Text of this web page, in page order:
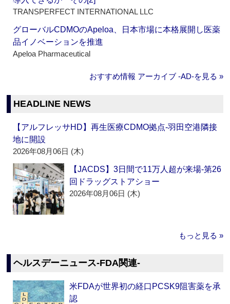
TRANSPERFECT INTERNATIONAL LLC
グローバルCDMOのApeloa、日本市場に本格展開し医薬
品イノベーションを推進
Apeloa Pharmaceutical
おすすめ情報 アーカイブ ‐AD‐を見る »
HEADLINE NEWS
【アルフレッサHD】再生医療CDMO拠点‐羽田空港隣接
地に開設
2026年08月06日 (木)
【JACDS】3日間で11万人超が来場‐第26
回ドラッグストアショー
2026年08月06日 (木)
もっと見る »
ヘルスデーニュース‐FDA関連‐
米FDAが世界初の経口PCSK9阻害薬を承
認